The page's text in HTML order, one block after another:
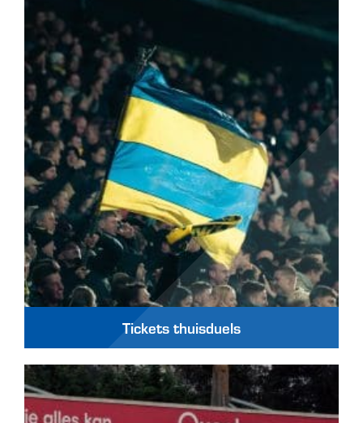
Tickets thuisduels